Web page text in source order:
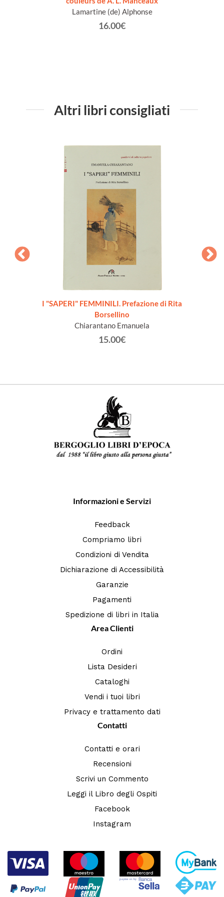
Lamartine (de) Alphonse
16.00€
Altri libri consigliati
I "SAPERI" FEMMINILI. Prefazione di Rita
Borsellino
Chiarantano Emanuela
15.00€
Informazioni e Servizi
Feedback
Compriamo libri
Condizioni di Vendita
Dichiarazione di Accessibilità
Garanzie
Pagamenti
Spedizione di libri in Italia
Area Clienti
Ordini
Lista Desideri
Cataloghi
Vendi i tuoi libri
Privacy e trattamento dati
Contatti
Contatti e orari
Recensioni
Scrivi un Commento
Leggi il Libro degli Ospiti
Facebook
Instagram